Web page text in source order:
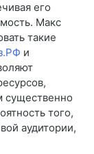
его
Макс
такие
и
того,
аудитории,